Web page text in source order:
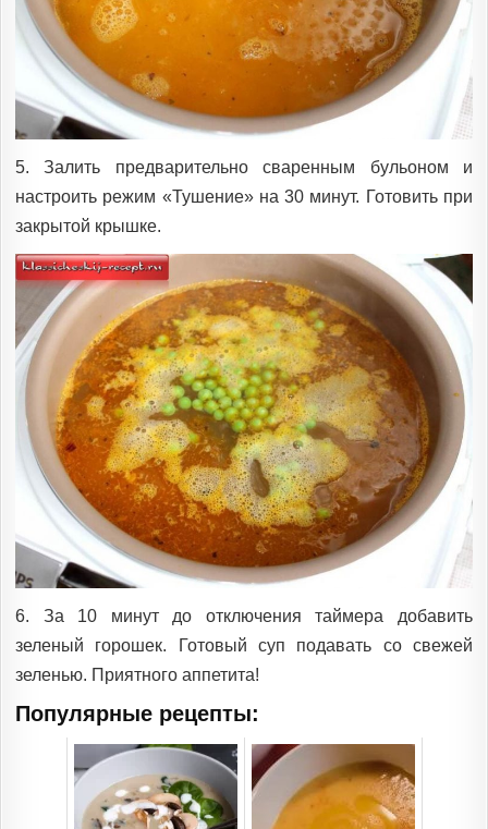
5. Залить предварительно сваренным бульоном и
настроить режим «Тушение» на 30 минут. Готовить при
закрытой крышке.
6. За 10 минут до отключения таймера добавить
зеленый горошек. Готовый суп подавать со свежей
зеленью. Приятного аппетита!
Популярные рецепты: